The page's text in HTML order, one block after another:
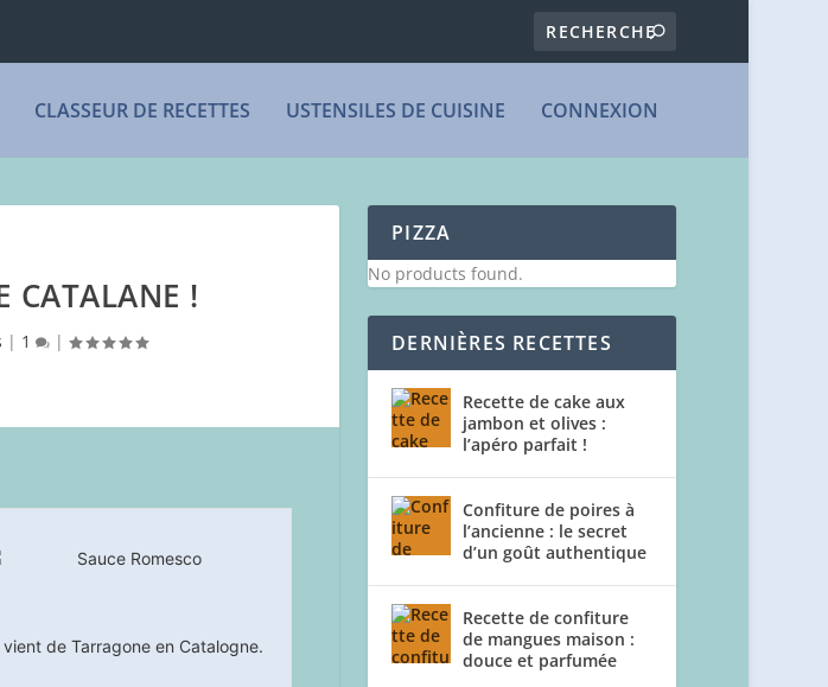
CLASSEUR DE RECETTES USTENSILES DE CUISINE CONNEXION
CATALANE !
| 1 |
de Tarragone en Catalogne.
PIZZA
No products found.
DERNIÈRES RECETTES
Recette de cake aux
jambon et olives :
l’apéro parfait !
Confiture de poires à
l’ancienne : le secret
d’un goût authentique
Recette de confiture
de mangues maison :
douce et parfumée